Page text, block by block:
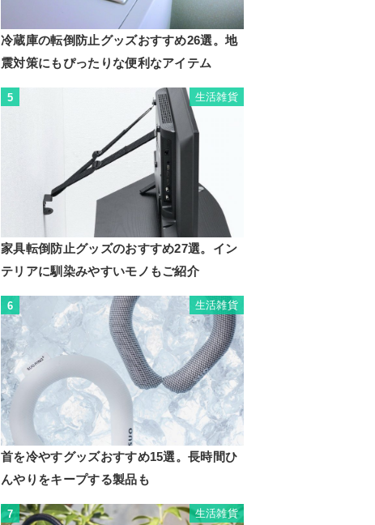
冷蔵庫の転倒防止グッズおすすめ26選。地
震対策にもぴったりな便利なアイテム
5 生活雑貨
家具転倒防止グッズのおすすめ27選。イン
テリアに馴染みやすいモノもご紹介
6 生活雑貨
首を冷やすグッズおすすめ15選。長時間ひ
んやりをキープする製品も
7 生活雑貨